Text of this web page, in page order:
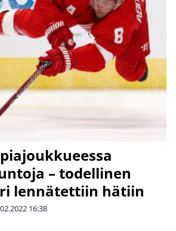
– todellinen
lennätettiin hätiin
16:38